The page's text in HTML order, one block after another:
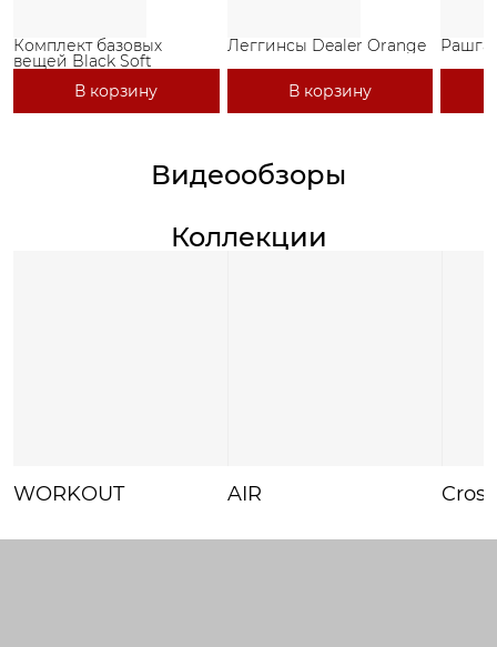
Комплект базовых
вещей Black Soft
В корзину
Леггинсы Dealer Orange
В корзину
Видеообзоры
Коллекции
WORKOUT AIR